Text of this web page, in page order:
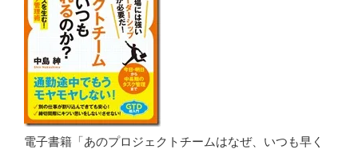
電子書籍「あのプロジェクトチームはなぜ、いつも早く